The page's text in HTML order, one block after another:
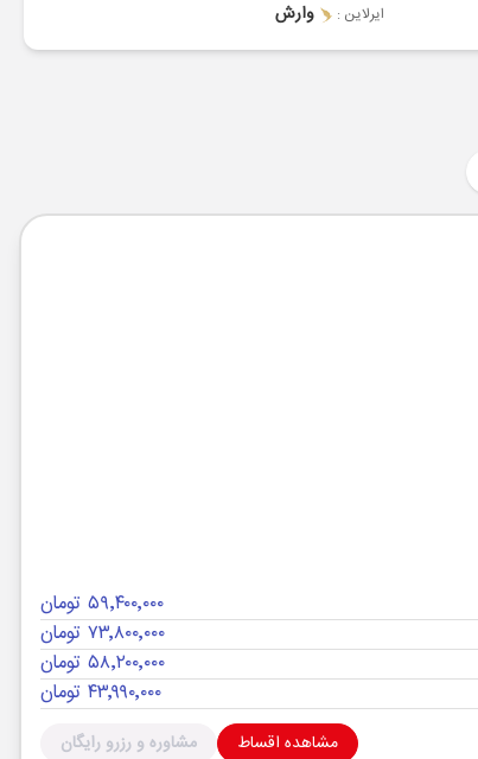
ایرلاین : وارش
۵۹٬۴۰۰٬۰۰۰ تومان
۷۳٬۸۰۰٬۰۰۰ تومان
۵۸٬۲۰۰٬۰۰۰ تومان
۴۳٬۹۹۰٬۰۰۰ تومان
مشاهده اقساط مشاوره و رزرو رایگان